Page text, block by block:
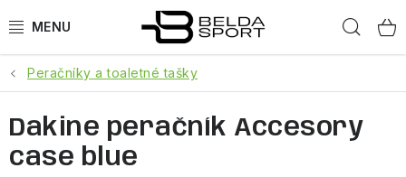
na
ŠPORTY
BEH
Peračníky a toaletné tašky
Dakine peračník Accesory
case blue